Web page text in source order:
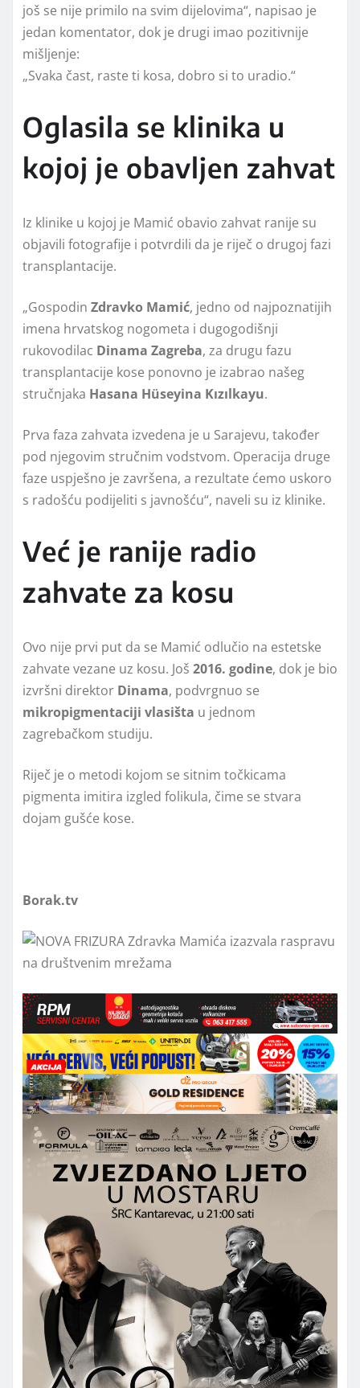
još se nije primilo na svim dijelovima“, napisao je
jedan komentator, dok je drugi imao pozitivnije
mišljenje:
„Svaka čast, raste ti kosa, dobro si to uradio.“
Oglasila se klinika u
kojoj je obavljen zahvat
Iz klinike u kojoj je Mamić obavio zahvat ranije su
objavili fotografije i potvrdili da je riječ o drugoj fazi
transplantacije.
„Gospodin Zdravko Mamić, jedno od najpoznatijih
imena hrvatskog nogometa i dugogodišnji
rukovodilac Dinama Zagreba, za drugu fazu
transplantacije kose ponovno je izabrao našeg
stručnjaka Hasana Hüseyina Kızılkayu.
Prva faza zahvata izvedena je u Sarajevu, također
pod njegovim stručnim vodstvom. Operacija druge
faze uspješno je završena, a rezultate ćemo uskoro
s radošću podijeliti s javnošću“, naveli su iz klinike.
Već je ranije radio
zahvate za kosu
Ovo nije prvi put da se Mamić odlučio na estetske
zahvate vezane uz kosu. Još 2016. godine, dok je bio
izvršni direktor Dinama, podvrgnuo se
mikropigmentaciji vlasišta u jednom
zagrebačkom studiju.
Riječ je o metodi kojom se sitnim točkicama
pigmenta imitira izgled folikula, čime se stvara
dojam gušće kose.
Borak.tv